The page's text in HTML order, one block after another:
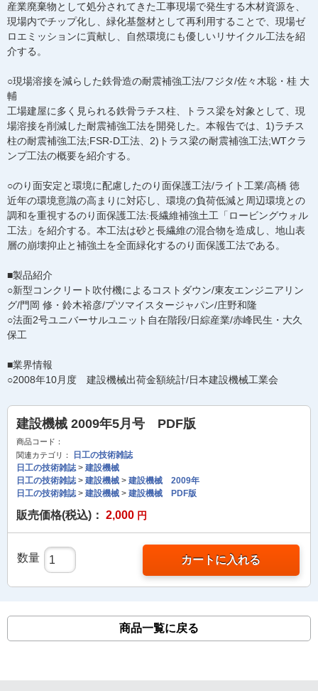
産業廃棄物として処分されてきた工事現場で発生する木材資源を、
現場内でチップ化し、緑化基盤材として再利用することで、現場ゼ
ロエミッションに貢献し、自然環境にも優しいリサイクル工法を紹
介する。
○現場溶接を減らした鉄骨造の耐震補強工法/フジタ/佐々木聡・桂 大
輔
工場建屋に多く見られる鉄骨ラチス柱、トラス梁を対象として、現
場溶接を削減した耐震補強工法を開発した。本報告では、1)ラチス
柱の耐震補強工法;FSR-D工法、2)トラス梁の耐震補強工法;WTクラ
ンプ工法の概要を紹介する。
○のり面安定と環境に配慮したのり面保護工法/ライト工業/高橋 徳
近年の環境意識の高まりに対応し、環境の負荷低減と周辺環境との
調和を重視するのり面保護工法:長繊維補強土工「ロービングウォル
工法」を紹介する。本工法は砂と長繊維の混合物を造成し、地山表
層の崩壊抑止と補強土を全面緑化するのり面保護工法である。
■製品紹介
○新型コンクリート吹付機によるコストダウン/東友エンジニアリン
グ/門岡 修・鈴木裕彦/プツマイスタージャパン/庄野和隆
○法面2号ユニバーサルユニット自在階段/日綜産業/赤峰民生・大久
保工
■業界情報
○2008年10月度 建設機械出荷金額統計/日本建設機械工業会
建設機械 2009年5月号 PDF版
商品コード：
関連カテゴリ：
日工の技術雑誌
日工の技術雑誌> 建設機械
日工の技術雑誌> 建設機械 > 建設機械 2009年
日工の技術雑誌> 建設機械 > 建設機械 PDF版
販売価格(税込)： 2,000 円
数量 カートに入れる
商品一覧に戻る